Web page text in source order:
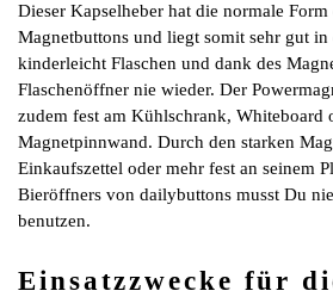
Dieser Kapselheber hat die normale Form
Magnetbuttons und liegt somit sehr gut
kinderleicht Flaschen und dank des
Flaschenöffner nie wieder. Der
zudem fest am Kühlschrank, Whiteboard
Magnetpinnwand. Durch den starken
Einkaufszettel oder mehr fest an seinem
Bieröffners von dailybuttons musst Du
benutzen.
Einsatzzwecke für